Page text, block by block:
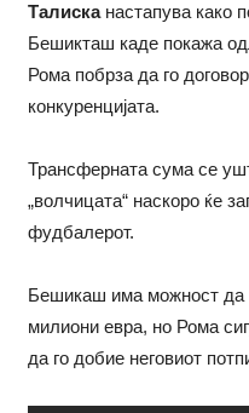
Талиска настапува како
Бешикташ каде покажа
Рома побрза да го
конкуренцијата.
Трансферната сума се
„волчицата“ наскоро ќе
фудбалерот.
Бешикаш има можност да
милиони евра, но Рома
да го добие неговиот